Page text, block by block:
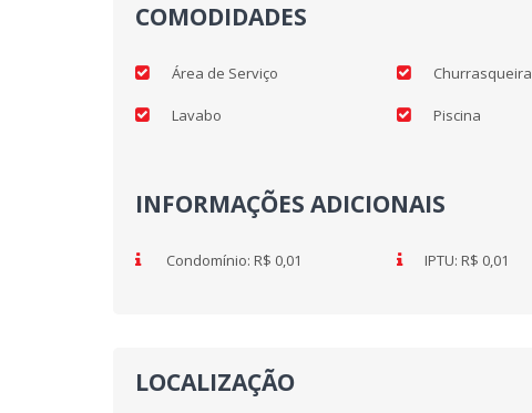
COMODIDADES
Área de Serviço Churrasqueira
Lavabo Piscina
INFORMAÇÕES ADICIONAIS
Condomínio: R$ 0,01 IPTU: R$ 0,01
LOCALIZAÇÃO